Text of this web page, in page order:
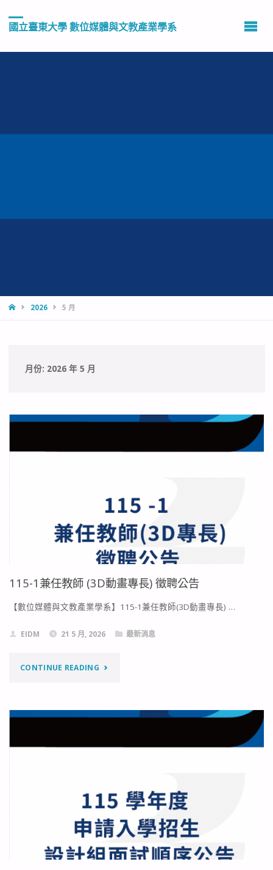
國立臺東大學 數位媒體與文教產業學系
HOME2026 5 月
月份: 2026 年 5 月
115-1兼任教師 (3D動畫專長) 徵聘公告
【數位媒體與文教產業學系】115-1兼任教師(3D動畫專長) …
EIDM 21 5 月, 2026 最新消息
CONTINUE READING"115-
兼
動
畫